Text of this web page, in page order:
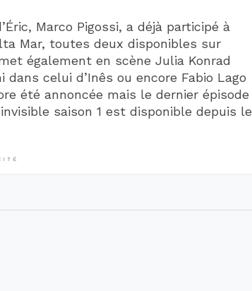
Marco Pigossi, a déjà participé à
Mar, toutes deux disponibles sur
également en scène Julia Konrad
celui d’Inês ou encore Fabio Lago
été annoncée mais le dernier épisode
saison 1 est disponible depuis le